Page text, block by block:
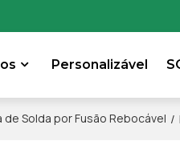
Personalizável
de Solda por Fusão Rebocável /